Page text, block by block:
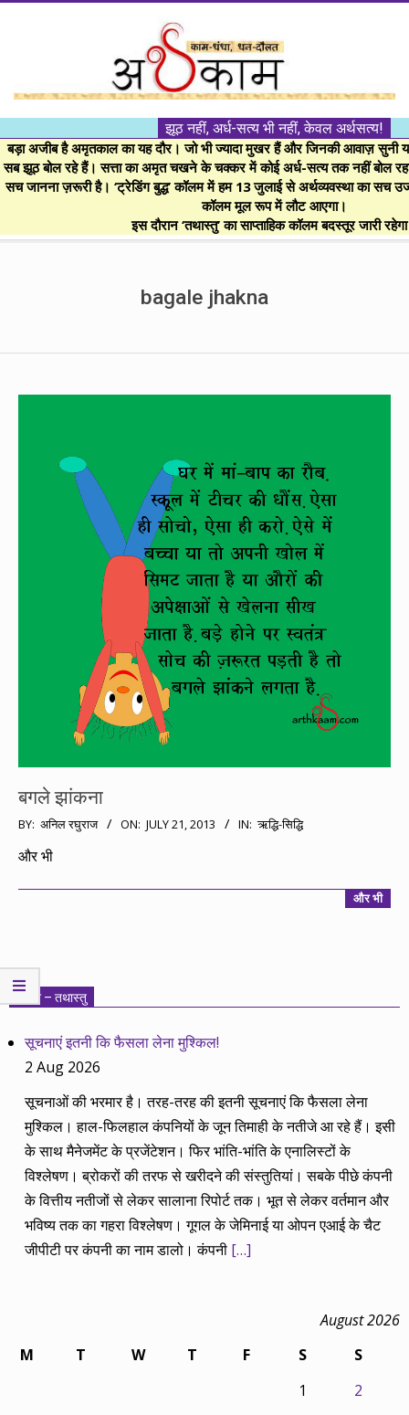
।।
अर्थकाम।।
BE
FINANCIALLY
CLEVER!
झूठ नहीं, अर्ध-सत्य भी नहीं, केवल अर्थसत्य!
बड़ा अजीब है अमृतकाल का यह दौर। जो भी ज्यादा मुखर हैं और जिनकी आवाज़ सुनी
सब झूठ बोल रहे हैं। सत्ता का अमृत चखने के चक्कर में कोई अर्ध-सत्य तक नहीं बोल
सच जानना ज़रूरी है। ‘ट्रेडिंग बुद्ध’ कॉलम में हम 13 जुलाई से अर्थव्यवस्था का सच
कॉलम मूल रूप में लौट आएगा।
इस दौरान ‘तथास्तु’ का साप्ताहिक कॉलम बदस्तूर जारी
bagale jhakna
बगले झांकना
2013-
07-
BY: अनिल रघुराज ON: JULY 21, 2013 IN: ऋद्धि-सिद्धि
और भी
और भी
निवेश – तथास्तु
सूचनाएं इतनी कि फैसला लेना मुश्किल!
2 Aug 2026
सूचनाओं की भरमार है। तरह-तरह की इतनी सूचनाएं कि फैसला लेना
मुश्किल। हाल-फिलहाल कंपनियों के जून तिमाही के नतीजे आ रहे हैं। इसी
के साथ मैनेजमेंट के प्रजेंटेशन। फिर भांति-भांति के एनालिस्टों के
विश्लेषण। ब्रोकरों की तरफ से खरीदने की संस्तुतियां। सबके पीछे कंपनी
के वित्तीय नतीजों से लेकर सालाना रिपोर्ट तक। भूत से लेकर वर्तमान और
भविष्य तक का गहरा विश्लेषण। गूगल के जेमिनाई या ओपन एआई के चैट
जीपीटी पर कंपनी का नाम डालो। कंपनी […]
August 2026
M
T W T F S
S
1
2